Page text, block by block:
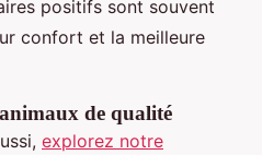
positifs sont souvent
confort et la meilleure
de qualité
explorez notre